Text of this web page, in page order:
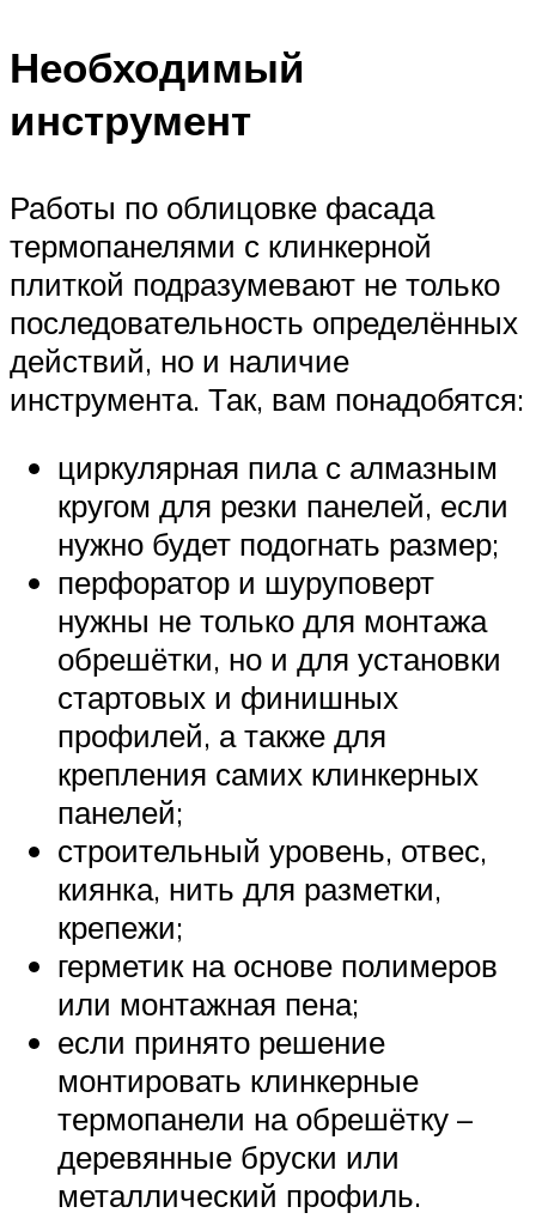
Необходимый
инструмент
Работы по облицовке фасада
термопанелями с клинкерной
плиткой подразумевают не только
последовательность определённых
действий, но и наличие
инструмента. Так, вам понадобятся:
циркулярная пила с алмазным
кругом для резки панелей, если
нужно будет подогнать размер;
перфоратор и шуруповерт
нужны не только для монтажа
обрешётки, но и для установки
стартовых и финишных
профилей, а также для
крепления самих клинкерных
панелей;
строительный уровень, отвес,
киянка, нить для разметки,
крепежи;
герметик на основе полимеров
или монтажная пена;
если принято решение
монтировать клинкерные
термопанели на обрешётку –
деревянные бруски или
металлический профиль.